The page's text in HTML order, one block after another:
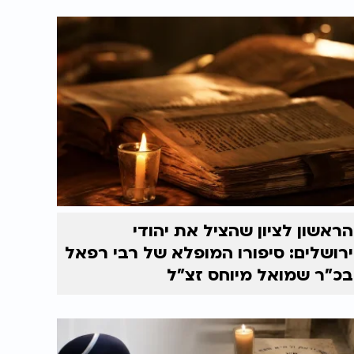
הראשון לציון שהציל את יהודי
ירושלים: סיפורו המופלא של רבי רפאל
בכ"ר שמואל מיוחס זצ"ל